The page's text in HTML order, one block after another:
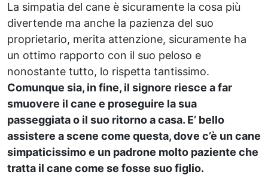
La simpatia del cane è sicuramente la cosa più
divertende ma anche la pazienza del suo
proprietario, merita attenzione, sicuramente ha
un ottimo rapporto con il suo peloso e
nonostante tutto, lo rispetta tantissimo.
Comunque sia, in fine, il signore riesce a far
smuovere il cane e proseguire la sua
passeggiata o il suo ritorno a casa. E’ bello
assistere a scene come questa, dove c’è un cane
simpaticissimo e un padrone molto paziente che
tratta il cane come se fosse suo figlio.